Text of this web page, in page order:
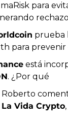
para
prueba
para prevenir
. ¿Por qué
La Vida Crypto,